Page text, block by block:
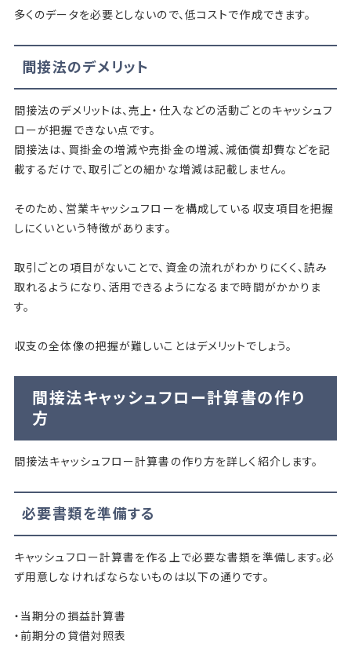
多くのデータを必要としないので、低コストで作成できます。
間接法のデメリット
間接法のデメリットは、売上・仕入などの活動ごとのキャッシュフ
ローが把握できない点です。
間接法は、買掛金の増減や売掛金の増減、減価償却費などを記
載するだけで、取引ごとの細かな増減は記載しません。
そのため、営業キャッシュフローを構成している収支項目を把握
しにくいという特徴があります。
取引ごとの項目がないことで、資金の流れがわかりにくく、読み
取れるようになり、活用できるようになるまで時間がかかりま
す。
収支の全体像の把握が難しいことはデメリットでしょう。
間接法キャッシュフロー計算書の作り
方
間接法キャッシュフロー計算書の作り方を詳しく紹介します。
必要書類を準備する
キャッシュフロー計算書を作る上で必要な書類を準備します。必
ず用意しなければならないものは以下の通りです。
・当期分の損益計算書
・前期分の貸借対照表